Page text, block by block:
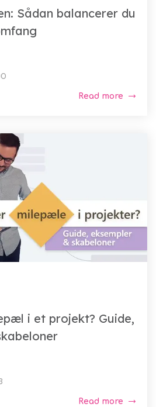
Sådan balancerer du
Read more
i et projekt? Guide,
Read more